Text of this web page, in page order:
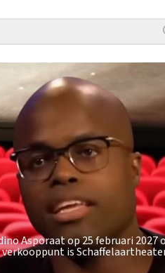
Asporaat op 25 februari 2027
verkooppunt is